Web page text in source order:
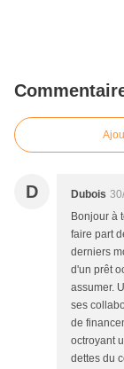
D Dubois
‎Bonjour à
faire part
derniers
d'un prêt
assumer.
ses
de
octroyant
dettes du